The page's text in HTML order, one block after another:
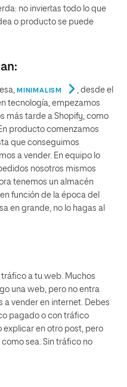
no inviertas todo lo que
o producto se puede
MINIMALISM
, desde el
tecnología, empezamos
más tarde a Shopify, como
producto comenzamos
que conseguimos
a vender. En equipo lo
nosotros mismos
tenemos un almacén
función de la época del
en grande, no lo hagas al
a tu web. Muchos
una web, pero no entra
a vender en internet. Debes
pagado o con tráfico
explicar en otro post, pero
sea. Sin tráfico no